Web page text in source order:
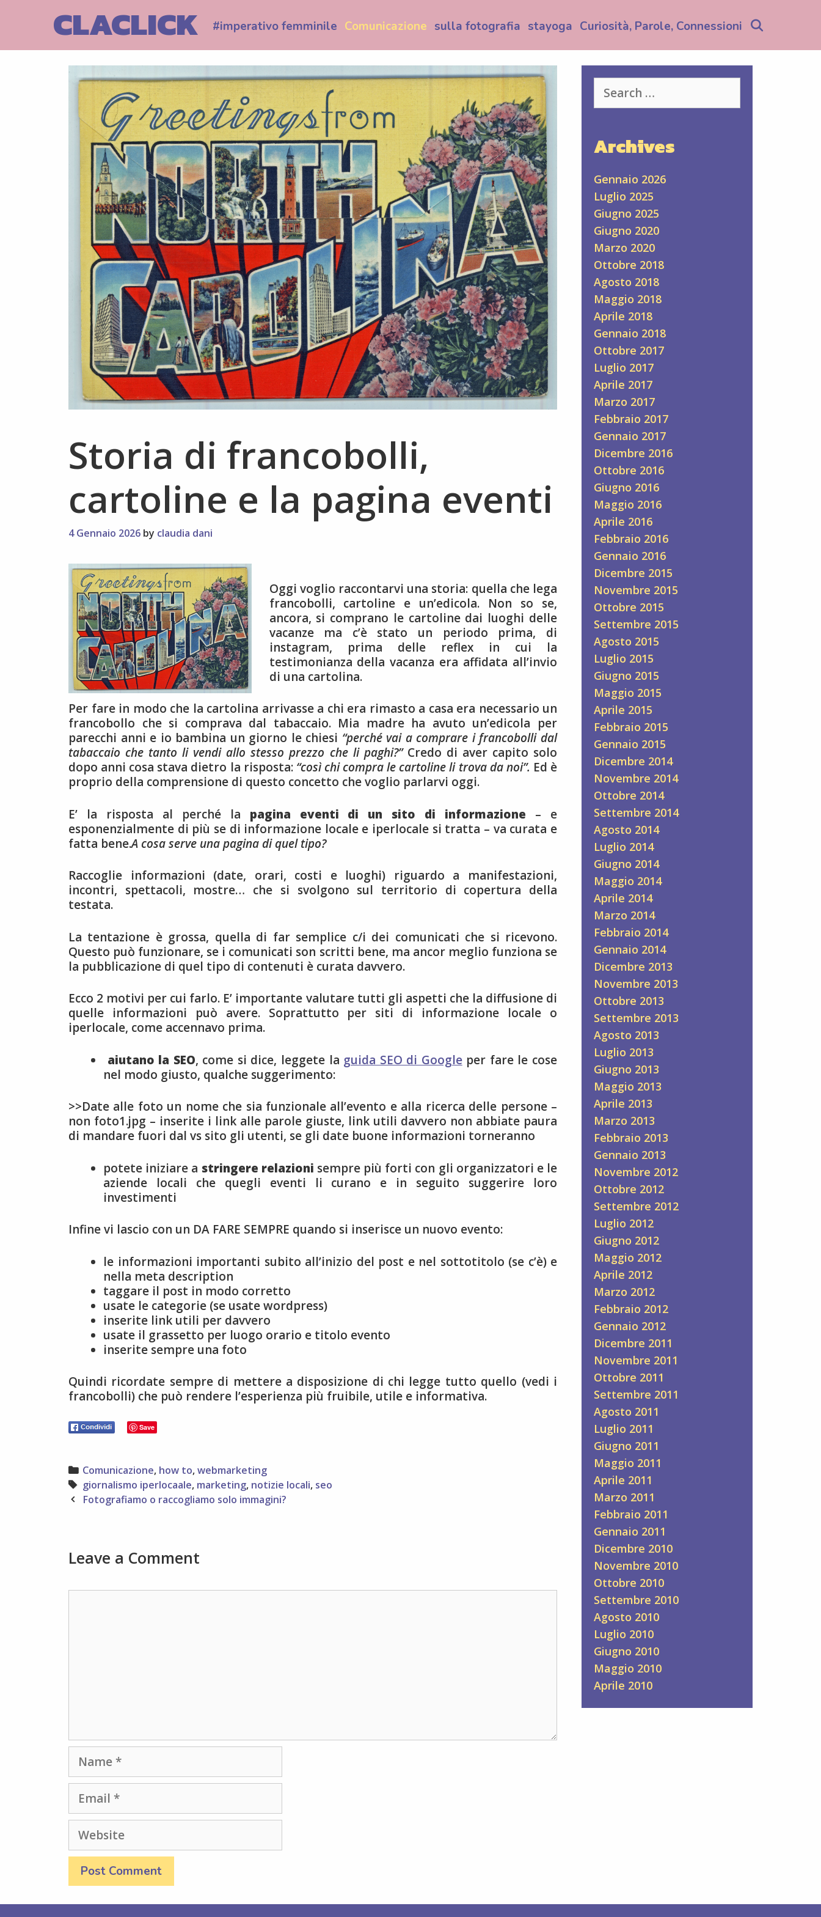
CLACLICK #imperativo femminile Comunicazione sulla fotografia stayoga Curiosità, Parole, Connessioni
Storia di francobolli,
cartoline e la pagina eventi
4 Gennaio 2026 by claudia dani
Oggi voglio raccontarvi una storia: quella che lega
francobolli, cartoline e un’edicola. Non so se,
ancora, si comprano le cartoline dai luoghi delle
vacanze ma c’è stato un periodo prima, di
instagram, prima delle reflex in cui la
testimonianza della vacanza era affidata all’invio
di una cartolina.
Per fare in modo che la cartolina arrivasse a chi era rimasto a casa era necessario un
francobollo che si comprava dal tabaccaio. Mia madre ha avuto un’edicola per
parecchi anni e io bambina un giorno le chiesi “perché vai a comprare i francobolli dal
tabaccaio che tanto li vendi allo stesso prezzo che li paghi?”Credo di aver capito solo
dopo anni cosa stava dietro la risposta: “così chi compra le cartoline li trova da noi”. Ed è
proprio della comprensione di questo concetto che voglio parlarvi oggi.
E’ la risposta al perché la pagina eventi di un sito di informazione – e
esponenzialmente di più se di informazione locale e iperlocale si tratta – va curata e
fatta bene.A cosa serve una pagina di quel tipo?
Raccoglie informazioni (date, orari, costi e luoghi) riguardo a manifestazioni,
incontri, spettacoli, mostre… che si svolgono sul territorio di copertura della
testata.
La tentazione è grossa, quella di far semplice c/i dei comunicati che si ricevono.
Questo può funzionare, se i comunicati son scritti bene, ma ancor meglio funziona se
la pubblicazione di quel tipo di contenuti è curata davvero.
Ecco 2 motivi per cui farlo. E’ importante valutare tutti gli aspetti che la diffusione di
quelle informazioni può avere. Soprattutto per siti di informazione locale o
iperlocale, come accennavo prima.
aiutano la SEO, come si dice, leggete la guida SEO di Googleper fare le cose
nel modo giusto, qualche suggerimento:
>>Date alle foto un nome che sia funzionale all’evento e alla ricerca delle persone –
non foto1.jpg – inserite i link alle parole giuste, link utili davvero non abbiate paura
di mandare fuori dal vs sito gli utenti, se gli date buone informazioni torneranno
potete iniziare a stringere relazioni sempre più forti con gli organizzatori e le
aziende locali che quegli eventi li curano e in seguito suggerire loro
investimenti
Infine vi lascio con un DA FARE SEMPRE quando si inserisce un nuovo evento:
le informazioni importanti subito all’inizio del post e nel sottotitolo (se c’è) e
nella meta description
taggare il post in modo corretto
usate le categorie (se usate wordpress)
inserite link utili per davvero
usate il grassetto per luogo orario e titolo evento
inserite sempre una foto
Quindi ricordate sempre di mettere a disposizione di chi legge tutto quello (vedi i
francobolli) che può rendere l’esperienza più fruibile, utile e informativa.
Save
Categories
Comunicazione, how to,webmarketing
Tags
giornalismo iperlocaale, marketing, notizie locali, seo
PostFotografiamo o raccogliamo solo immagini?
Leave a Comment
Website
for:
Archives
Gennaio 2026
Luglio 2025
Giugno 2025
Giugno 2020
Marzo 2020
Ottobre 2018
Agosto 2018
Maggio 2018
Aprile 2018
Gennaio 2018
Ottobre 2017
Luglio 2017
Aprile 2017
Marzo 2017
Febbraio 2017
Gennaio 2017
Dicembre 2016
Ottobre 2016
Giugno 2016
Maggio 2016
Aprile 2016
Febbraio 2016
Gennaio 2016
Dicembre 2015
Novembre 2015
Ottobre 2015
Settembre 2015
Agosto 2015
Luglio 2015
Giugno 2015
Maggio 2015
Aprile 2015
Febbraio 2015
Gennaio 2015
Dicembre 2014
Novembre 2014
Ottobre 2014
Settembre 2014
Agosto 2014
Luglio 2014
Giugno 2014
Maggio 2014
Aprile 2014
Marzo 2014
Febbraio 2014
Gennaio 2014
Dicembre 2013
Novembre 2013
Ottobre 2013
Settembre 2013
Agosto 2013
Luglio 2013
Giugno 2013
Maggio 2013
Aprile 2013
Marzo 2013
Febbraio 2013
Gennaio 2013
Novembre 2012
Ottobre 2012
Settembre 2012
Luglio 2012
Giugno 2012
Maggio 2012
Aprile 2012
Marzo 2012
Febbraio 2012
Gennaio 2012
Dicembre 2011
Novembre 2011
Ottobre 2011
Settembre 2011
Agosto 2011
Luglio 2011
Giugno 2011
Maggio 2011
Aprile 2011
Marzo 2011
Febbraio 2011
Gennaio 2011
Dicembre 2010
Novembre 2010
Ottobre 2010
Settembre 2010
Agosto 2010
Luglio 2010
Giugno 2010
Maggio 2010
Aprile 2010